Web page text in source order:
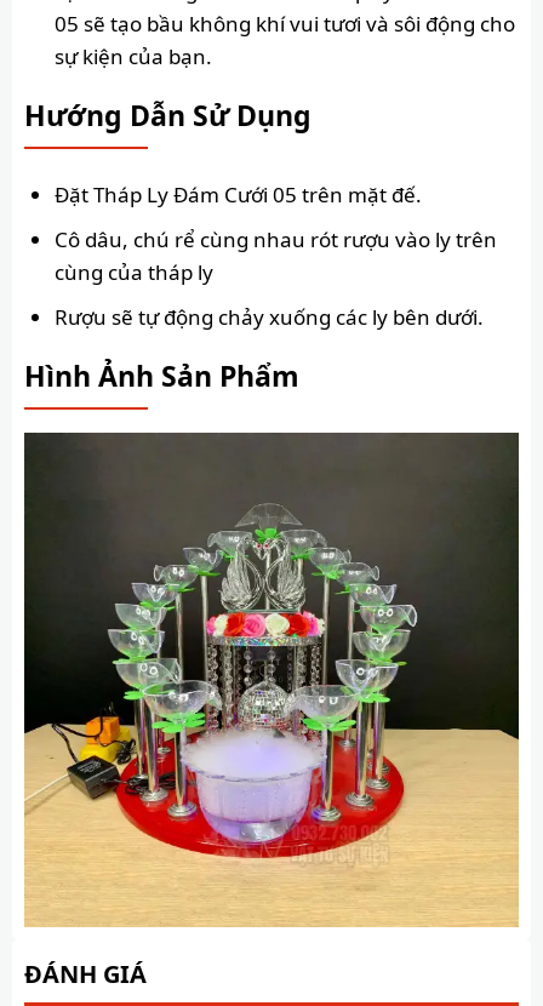
05 sẽ tạo bầu không khí vui tươi và sôi động cho
sự kiện của bạn.
Hướng Dẫn Sử Dụng
Đặt Tháp Ly Đám Cưới 05 trên mặt đế.
Cô dâu, chú rể cùng nhau rót rượu vào ly trên
cùng của tháp ly
Rượu sẽ tự động chảy xuống các ly bên dưới.
Hình Ảnh Sản Phẩm
ĐÁNH GIÁ